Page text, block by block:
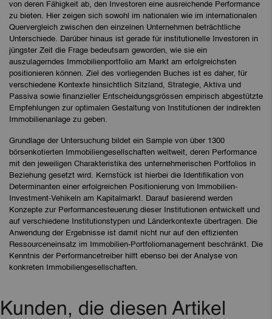
von deren Fähigkeit ab, den Investoren eine ausreichende Performance
zu bieten. Hier zeigen sich sowohl im nationalen wie im internationalen
Quervergleich zwischen den einzelnen Unternehmen beträchtliche
Unterschiede. Darüber hinaus ist gerade für institutionelle Investoren in
jüngster Zeit die Frage bedeutsam geworden, wie sie ein
auszulagerndes Immobilienportfolio am Markt am erfolgreichsten
positionieren können. Ziel des vorliegenden Buches ist es daher, für
verschiedene Kontexte hinsichtlich Sitzland, Strategie, Aktiva und
Passiva sowie finanzieller Entscheidungsgrössen empirisch abgestützte
Empfehlungen zur optimalen Gestaltung von Institutionen der indirekten
Immobilienanlage zu geben.
Grundlage der Untersuchung bildet ein Sample von über 1300
börsenkotierten Immobiliengesellschaften weltweit, deren Performance
mit den jeweiligen Charakteristika des unternehmerischen Portfolios in
Beziehung gesetzt wird. Kernstück ist hierbei die Identifikation von
Determinanten einer erfolgreichen Positionierung von Immobilien-
Investment-Vehikeln am Kapitalmarkt. Darauf basierend werden
Konzepte zur Performancesteuerung dieser Institutionen entwickelt und
auf verschiedene Institutionstypen und Länderkontexte übertragen. Die
Anwendung der Ergebnisse ist damit nicht nur auf den effizienten
Ressourceneinsatz im Immobilien-Portfoliomanagement beschränkt. Die
Kenntnis der Performancetreiber hilft ebenso bei der Analyse von
konkreten Immobiliengesellschaften.
Kunden, die diesen Artikel